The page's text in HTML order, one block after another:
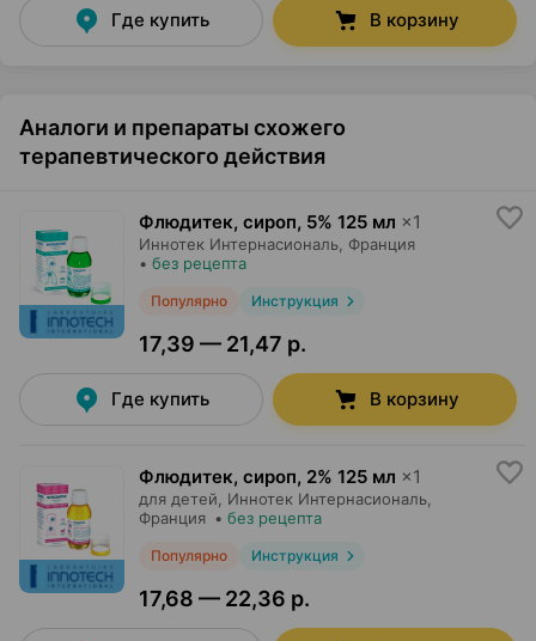
Где купить В корзину
Аналоги и препараты схожего
терапевтического действия
Флюдитек, сироп, 5% 125 мл ×1
Иннотек Интернасиональ , Франция
• без рецепта
Популярно Инструкция
17,39 — 21,47 р.
Где купить В корзину
Флюдитек, сироп, 2% 125 мл ×1
для детей, Иннотек Интернасиональ
Франция • без рецепта
Популярно Инструкция
17,68 — 22,36 р.